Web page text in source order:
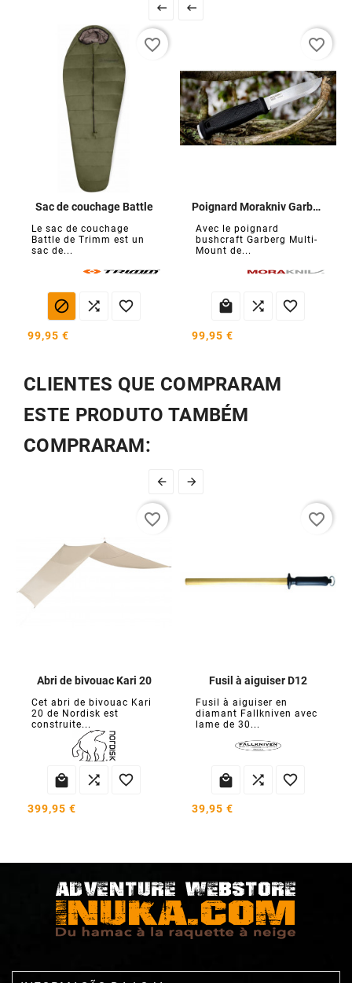
 
Sac de couchage Battle
Le sac de couchage
Battle de Trimm est un
sac de...
  
99,95 €
favorite_border
Poignard Morakniv Garberg
Avec le poignard
bushcraft Garberg Multi-
Mount de...
  
99,95 €
favorite_border
CLIENTES QUE COMPRARAM
ESTE PRODUTO TAMBÉM
COMPRARAM:
 
Abri de bivouac Kari 20
Cet abri de bivouac Kari
20 de Nordisk est
construite...
  
399,95 €
favorite_border
Fusil à aiguiser D12
Fusil à aiguiser en
diamant Fallkniven avec
lame de 30...
  
39,95 €
favorite_border